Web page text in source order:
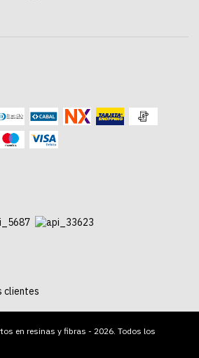
clientes
en resinas y fibras - 2026. Todos los